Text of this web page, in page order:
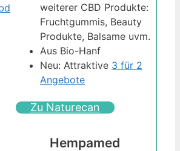
weiterer CBD Produkte:
Fruchtgummis, Beauty
Produkte, Balsame uvm.
Aus Bio-Hanf
Neu: Attraktive 3 für 2
Angebote
Zu Naturecan
Hempamed